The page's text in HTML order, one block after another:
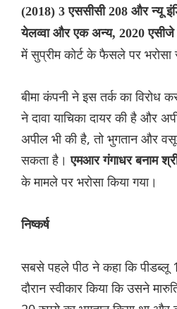
(2018) 3 एससीसी 208 और न्यू
येलव्वा और एक अन्य, 2020
में सुप्रीम कोर्ट के फैसले पर भरोसा
बीमा कंपनी ने इस तर्क का विरोध
ने दावा याचिका दायर की है और
अपील भी की है, तो भुगतान और
सकता है।एमआर गंगाधर बनाम
के मामले पर भरोसा किया गया।
निष्कर्ष
सबसे पहले पीठ ने कहा कि पीडब्लू
दौरान स्वीकार किया कि उसने